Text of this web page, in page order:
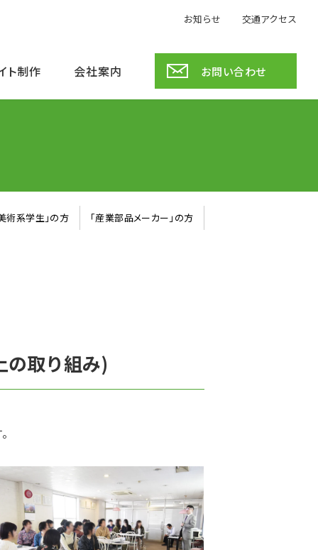
お知らせ 交通アクセス
ト制作 会社案内 お問い合わせ
術系学生」の方 「産業部品メーカー」の方
の取り組み)